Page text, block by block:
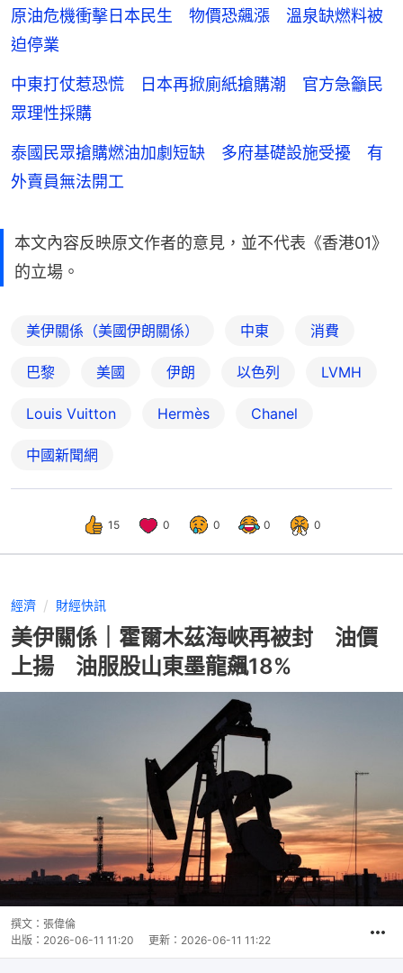
原油危機衝擊日本民生 物價恐飆漲 溫泉缺燃料被
迫停業
中東打仗惹恐慌 日本再掀廁紙搶購潮 官方急籲民
眾理性採購
泰國民眾搶購燃油加劇短缺 多府基礎設施受擾 有
外賣員無法開工
本文內容反映原文作者的意見，並不代表《香港01》
的立場。
美伊關係（美國伊朗關係） 中東 消費
巴黎 美國 伊朗 以色列 LVMH
Louis Vuitton Hermès Chanel
中國新聞網
15 0 0 0 0
經濟 財經快訊
美伊關係｜霍爾木茲海峽再被封 油價
上揚 油服股山東墨龍飆18%
撰文： 張偉倫
出版： 2026-06-11 11:20 更新： 2026-06-11 11:22